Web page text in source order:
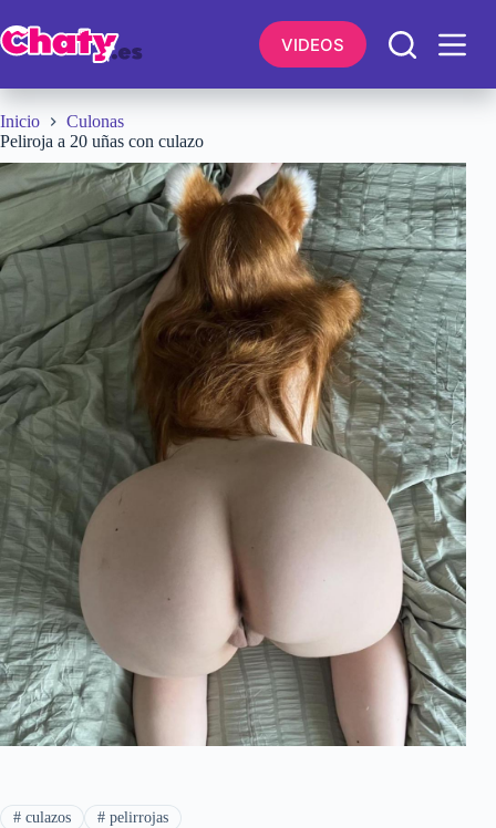
al
contenido
VIDEOS
Inicio
Culonas
Peliroja a 20 uñas con culazo
#culazos #pelirrojas